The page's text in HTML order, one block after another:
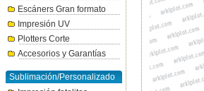
Escáners Gran formato
Impresión UV
Plotters Corte
Accesorios y Garantías
Sublimación/Personalizado